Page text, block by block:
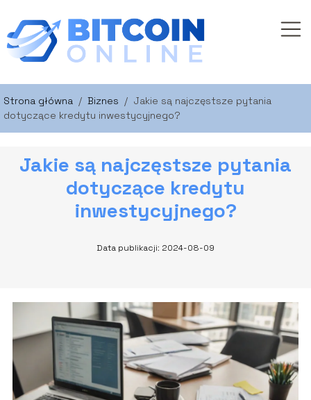
Strona główna / Biznes / Jakie są najczęstsze pytania
dotyczące kredytu inwestycyjnego?
Jakie są najczęstsze pytania
dotyczące kredytu
inwestycyjnego?
Data publikacji: 2024-08-09